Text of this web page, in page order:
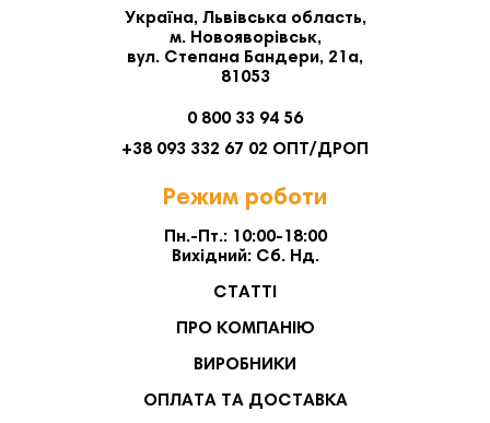
Україна, Львівська область,
м. Новояворівськ,
вул. Степана Бандери, 21а,
81053
0 800 33 94 56
+38 093 332 67 02 ОПТ/ДРОП
Режим роботи
Пн.-Пт.: 10:00-18:00
Вихідний: Сб. Нд.
СТАТТІ
ПРО КОМПАНІЮ
ВИРОБНИКИ
ОПЛАТА ТА ДОСТАВКА